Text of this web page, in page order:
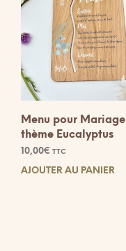
Menu pour Mariage
thème Eucalyptus
10,00€ TTC
AJOUTER AU PANIER